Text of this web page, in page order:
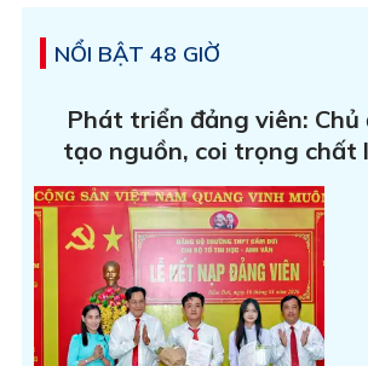
NỔI BẬT 48 GIỜ
Phát triển đảng viên: Chủ
tạo nguồn, coi trọng chất